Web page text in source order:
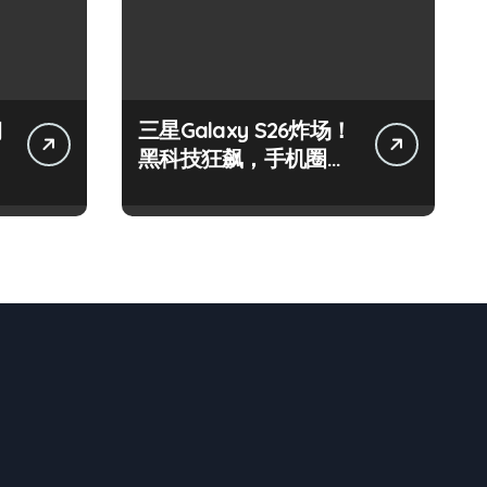
三星Galaxy S26炸场！
黑科技狂飙，手机圈要